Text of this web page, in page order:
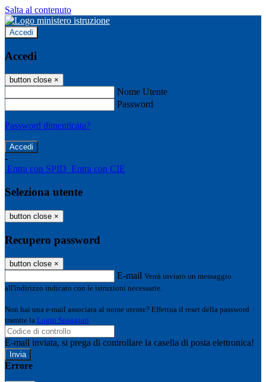
Salta al contenuto
Accedi
Accedi
button close ×
Nome Utente
Password
Password dimenticata?
-
Entra con SPID Entra con CIE
Seleziona utente
button close ×
Recupero password
button close ×
E-mail Verrà inviato un messaggio
all'indirizzo indicato con le istruzioni necessarie.
Non hai una e-mail associata al nome utente? Effettua il reset della password
tramite la Login Spaggiari
E-mail inviata, si prega di controllare la casella di posta elettronica!
Errore